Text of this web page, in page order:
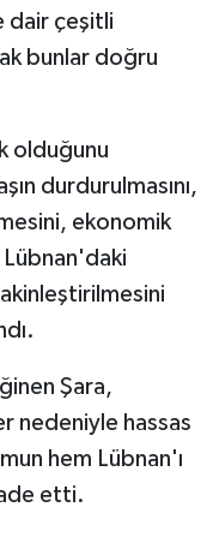
dair çeşitli
bunlar doğru
olduğunu
durdurulmasını,
ekonomik
Lübnan'daki
Şara,
nedeniyle hassas
hem Lübnan'ı
etti.